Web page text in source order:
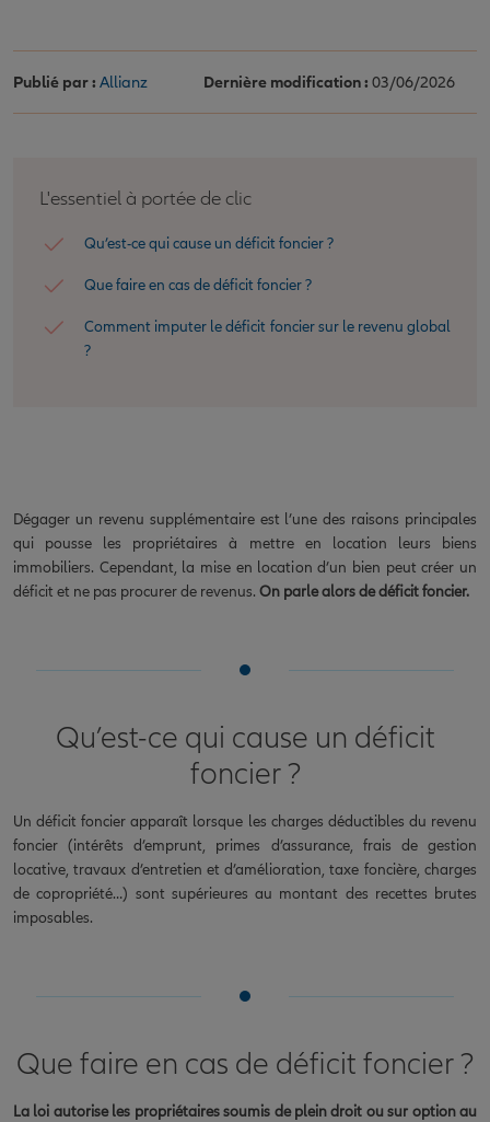
Publié par : Allianz Dernière modification : 03/06/2026
L'essentiel à portée de clic
Qu’est-ce qui cause un déficit foncier ?
Que faire en cas de déficit foncier ?
Comment imputer le déficit foncier sur le revenu global
?
Dégager un revenu supplémentaire est l’une des raisons principales
qui pousse les propriétaires à mettre en location leurs biens
immobiliers. Cependant, la mise en location d’un bien peut créer un
déficit et ne pas procurer de revenus. On parle alors de déficit foncier.
Qu’est-ce qui cause un déficit
foncier ?
Un déficit foncier apparaît lorsque les charges déductibles du revenu
foncier (intérêts d’emprunt, primes d’assurance, frais de gestion
locative, travaux d’entretien et d’amélioration, taxe foncière, charges
de copropriété…) sont supérieures au montant des recettes brutes
imposables.
Que faire en cas de déficit foncier ?
La loi autorise les propriétaires soumis de plein droit ou sur option au